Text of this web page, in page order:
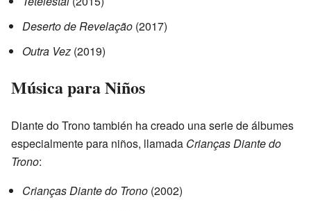
Deserto de Revelação (2017)
Outra Vez (2019)
Música para Niños
Diante do Trono también ha creado una serie de álbumes
especialmente para niños, llamada Crianças Diante do
Trono:
Crianças Diante do Trono (2002)